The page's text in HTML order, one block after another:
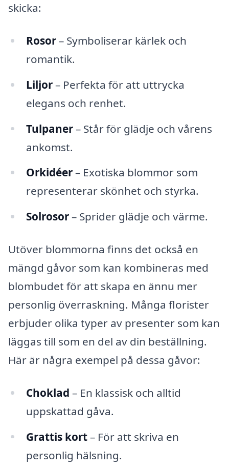
skicka:
Rosor– Symboliserar kärlek och
romantik.
Liljor– Perfekta för att uttrycka
elegans och renhet.
Tulpaner– Står för glädje och vårens
ankomst.
Orkidéer– Exotiska blommor som
representerar skönhet och styrka.
Solrosor– Sprider glädje och värme.
Utöver blommorna finns det också en
mängd gåvor som kan kombineras med
blombudet för att skapa en ännu mer
personlig överraskning. Många florister
erbjuder olika typer av presenter som kan
läggas till som en del av din beställning.
Här är några exempel på dessa gåvor:
Choklad – En klassisk och alltid
uppskattad gåva.
Grattis kort– För att skriva en
personlig hälsning.